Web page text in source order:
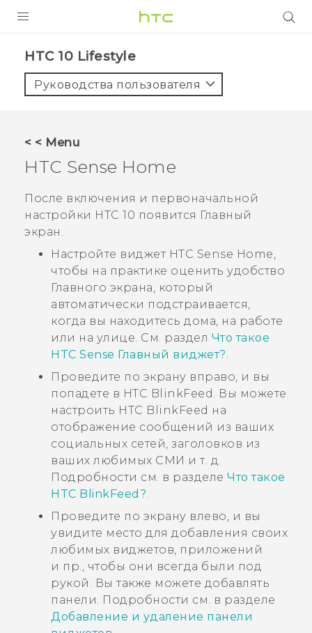
5G
ПОДДЕРЖКА
HTC 10 Lifestyle‎
Руководства пользователя
< < Menu
HTC Sense Home
После включения и первоначальной
настройки HTC 10 появится Главный
экран.
Настройте виджет HTC Sense Home,
чтобы на практике оценить удобство
Главного экрана, который
автоматически подстраивается,
когда вы находитесь дома, на работе
или на улице. См. раздел Что такое
HTC Sense Главный виджет?.
Проведите по экрану вправо, и вы
попадете в HTC BlinkFeed. Вы можете
настроить HTC BlinkFeed на
отображение сообщений из ваших
социальных сетей, заголовков из
ваших любимых СМИ и т. д.
Подробности см. в разделе Что такое
HTC BlinkFeed?.
Проведите по экрану влево, и вы
увидите место для добавления своих
любимых виджетов, приложений
и пр., чтобы они всегда были под
рукой. Вы также можете добавлять
панели. Подробности см. в разделе
Добавление и удаление панели